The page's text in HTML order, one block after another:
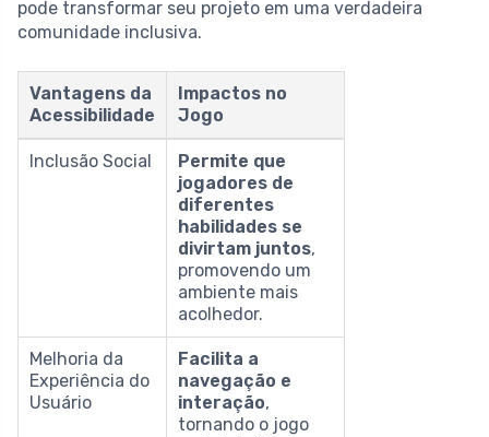
pode transformar seu projeto em uma verdadeira
comunidade inclusiva.
Vantagens da
Acessibilidade
Impactos no
Jogo
Inclusão Social
Permite que
jogadores de
diferentes
habilidades se
divirtam juntos,
promovendo um
ambiente mais
acolhedor.
Melhoria da
Experiência do
Usuário
Facilita a
navegação e
interação,
tornando o jogo